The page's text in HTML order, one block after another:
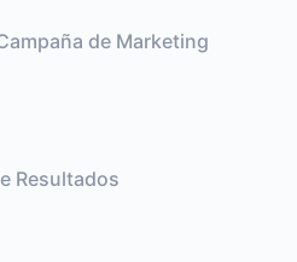
de Marketing
Resultados